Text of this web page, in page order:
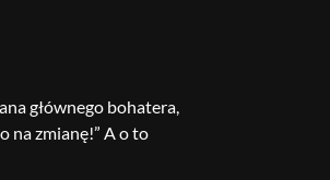
głównego bohatera,
na zmianę!” A o to